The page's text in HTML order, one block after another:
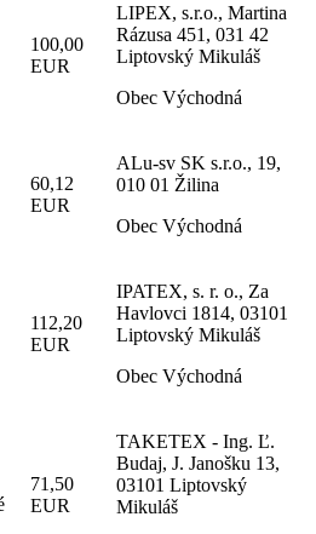
100,00
EUR
LIPEX, s.r.o., Martina
Rázusa 451, 031 42
Liptovský Mikuláš
Obec Východná
60,12
EUR
ALu-sv SK s.r.o., 19,
010 01 Žilina
Obec Východná
112,20
EUR
IPATEX, s. r. o., Za
Havlovci 1814, 03101
Liptovský Mikuláš
Obec Východná
71,50
EUR
TAKETEX - Ing. Ľ.
Budaj, J. Janošku 13,
03101 Liptovský
Mikuláš